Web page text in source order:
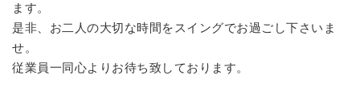
ます。
是非、お二人の大切な時間をスイングでお過ごし下さいま
せ。
従業員一同心よりお待ち致しております。